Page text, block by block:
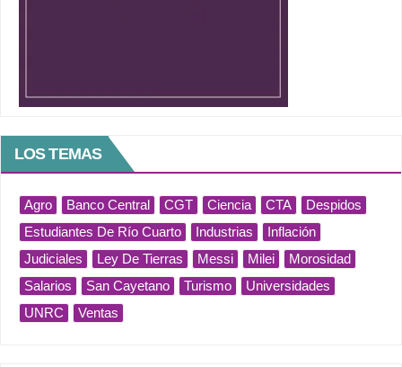
LOS TEMAS
Agro Banco Central CGT Ciencia CTA
Despidos
Estudiantes De Río Cuarto
Industrias
Inflación
Judiciales
Ley De Tierras Messi Milei
Morosidad
Salarios
San Cayetano Turismo
Universidades
UNRC
Ventas